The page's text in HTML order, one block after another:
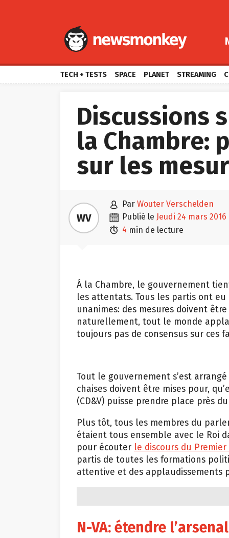
TECH + TESTS SPACE PLANET STREAMING
Discussions
la Chambre:
sur les
WV
 par Wouter Verschelden
 publié le jeudi 24 mars 2016
 4 min de lecture
Á la Chambre, le gouvernement
les attentats. Tous les partis ont
unanimes: des mesures doivent
naturellement, tout le monde
toujours pas de consensus sur ces
Tout le gouvernement s’est
chaises doivent être mises pour,
(CD&V) puisse prendre place près
Plus tôt, tous les membres du
étaient tous ensemble avec le Roi
pour écouter le discours du
partis de toutes les formations
attentive et des applaudissements
N-VA: étendre l’arsenal